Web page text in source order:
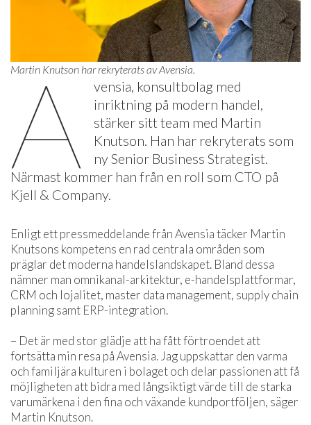
Martin Knutson har rekryterats av Avensia.
A
vensia, konsultbolag med
inriktning på modern handel,
stärker sitt team med Martin
Knutson. Han har rekryterats som
ny Senior Business Strategist.
Närmast kommer han från en roll som CTO på
Kjell & Company.
Enligt ett pressmeddelande från Avensia täcker Martin
Knutsons kompetens en rad centrala områden som
präglar det moderna handelslandskapet. Bland dessa
nämner man omnikanal-arkitektur, e-handelsplattformar,
CRM och lojalitet, master data management, supply chain
planning samt ERP-integration.
– Det är med stor glädje att ha fått förtroendet att
fortsätta min resa på Avensia. Jag uppskattar den varma
och familjära kulturen i bolaget och delar passionen att få
möjligheten att bidra med långsiktigt värde till de starka
varumärkena i den fina och växande kundportföljen, säger
Martin Knutson.